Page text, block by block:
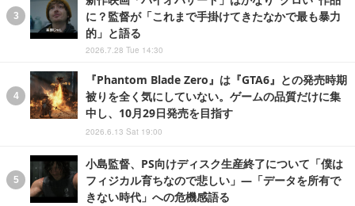
に？監督が「これまで手掛けてきたなかで最も暴力
的」と語る
2026.7.28 Tue 14:30
『Phantom Blade Zero』は『GTA6』との発売時期
被りを全く気にしていない。ゲームの品質だけに集
中し、10月29日発売を目指す
2026.6.13 Sat 19:00
小島監督、PS向けディスク生産終了について「僕は
フィジカル育ちなので悲しい」―「データを所有で
きない時代」への危機感語る